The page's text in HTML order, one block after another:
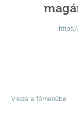
Vissza a főmenübe